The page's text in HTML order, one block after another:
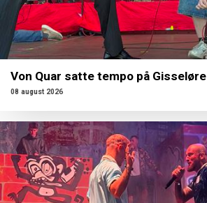
Von Quar satte tempo på Gisseløre
08 august 2026